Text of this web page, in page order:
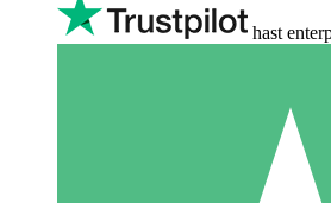
hast